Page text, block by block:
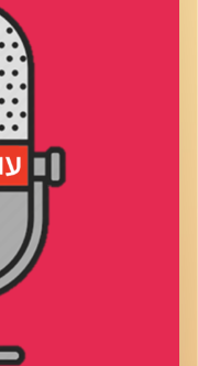
אורח: פיני בראל /
הטובה בעולם, מה עבר
החלטות נכונות בדרך
רבע 2: רוצות
תופסת תאוצה, וומבי
קליבלנד שומרת על
רבע 4: החיים